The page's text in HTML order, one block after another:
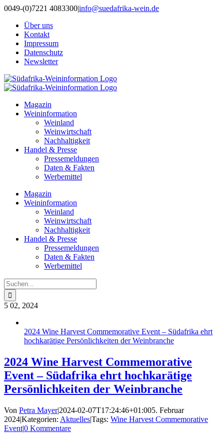
Zum
springen
0049-(0)7221 4083300|info@suedafrika-wein.de
Über uns
Kontakt
Impressum
Datenschutz
Newsletter
Magazin
Weininformation
Weinland
Weinwirtschaft
Nachhaltigkeit
Handel & Presse
Pressemeldungen
Daten & Fakten
Werbemittel
Magazin
Weininformation
Weinland
Weinwirtschaft
Nachhaltigkeit
Handel & Presse
Pressemeldungen
Daten & Fakten
Werbemittel
Suche
nach:
5 02, 2024
2024 Wine Harvest Commemorative Event – Südafrika ehrt
hochkarätige Persönlichkeiten der Weinbranche
2024 Wine Harvest Commemorative
Event – Südafrika ehrt hochkarätige
Persönlichkeiten der Weinbranche
Von Petra Mayer|2024-02-07T17:24:46+01:005. Februar
2024|Kategorien: Aktuelles|Tags: Wine Harvest Commemorative
Event|0 Kommentare